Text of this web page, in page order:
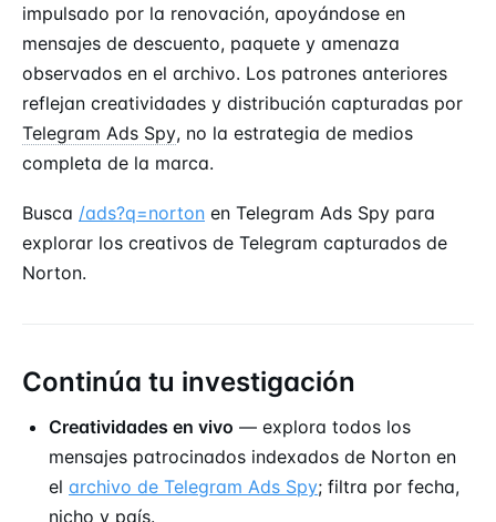
impulsado por la renovación, apoyándose en
mensajes de descuento, paquete y amenaza
observados en el archivo. Los patrones anteriores
reflejan creatividades y distribución capturadas por
Telegram Ads Spy, no la estrategia de medios
completa de la marca.
Busca /ads?q=norton en Telegram Ads Spy para
explorar los creativos de Telegram capturados de
Norton.
Continúa tu investigación
Creatividades en vivo — explora todos los
mensajes patrocinados indexados de Norton en
el archivo de Telegram Ads Spy; filtra por fecha,
nicho y país.